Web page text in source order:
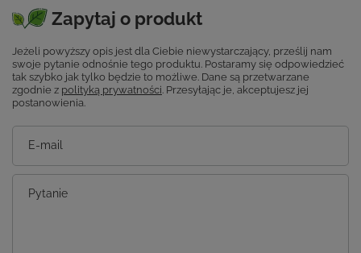
Zapytaj o produkt
Jeżeli powyższy opis jest dla Ciebie niewystarczający, prześlij nam
swoje pytanie odnośnie tego produktu. Postaramy się odpowiedzieć
tak szybko jak tylko będzie to możliwe. Dane są przetwarzane
zgodnie z polityką prywatności. Przesyłając je, akceptujesz jej
postanowienia.
E-mail
Pytanie